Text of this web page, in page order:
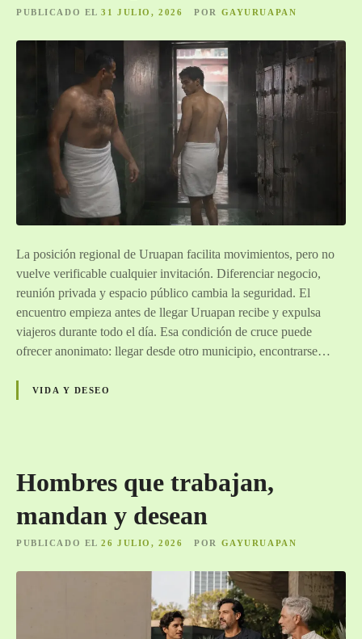
PUBLICADO EL 31 JULIO, 2026 POR GAYURUAPAN
La posición regional de Uruapan facilita movimientos, pero no
vuelve verificable cualquier invitación. Diferenciar negocio,
reunión privada y espacio público cambia la seguridad. El
encuentro empieza antes de llegar Uruapan recibe y expulsa
viajeros durante todo el día. Esa condición de cruce puede
ofrecer anonimato: llegar desde otro municipio, encontrarse…
VIDA Y DESEO
Hombres que trabajan,
mandan y desean
PUBLICADO EL 26 JULIO, 2026 POR GAYURUAPAN